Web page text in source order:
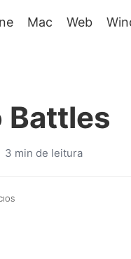
Mac Web
Battles
3 min de leitura